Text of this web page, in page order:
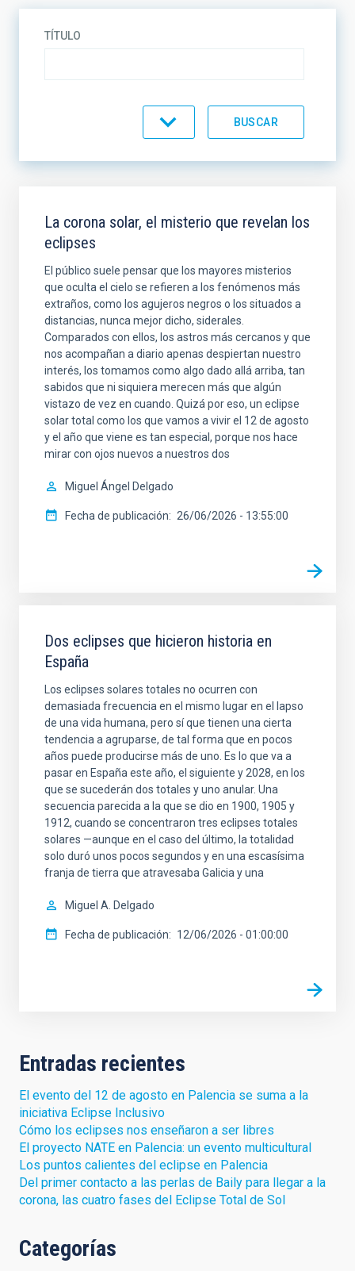
TÍTULO
La corona solar, el misterio que revelan los
eclipses
El público suele pensar que los mayores misterios
que oculta el cielo se refieren a los fenómenos más
extraños, como los agujeros negros o los situados a
distancias, nunca mejor dicho, siderales.
Comparados con ellos, los astros más cercanos y que
nos acompañan a diario apenas despiertan nuestro
interés, los tomamos como algo dado allá arriba, tan
sabidos que ni siquiera merecen más que algún
vistazo de vez en cuando. Quizá por eso, un eclipse
solar total como los que vamos a vivir el 12 de agosto
y el año que viene es tan especial, porque nos hace
mirar con ojos nuevos a nuestros dos
Miguel Ángel Delgado
Fecha de publicación 26/06/2026 - 13:55:00
Dos eclipses que hicieron historia en
España
Los eclipses solares totales no ocurren con
demasiada frecuencia en el mismo lugar en el lapso
de una vida humana, pero sí que tienen una cierta
tendencia a agruparse, de tal forma que en pocos
años puede producirse más de uno. Es lo que va a
pasar en España este año, el siguiente y 2028, en los
que se sucederán dos totales y uno anular. Una
secuencia parecida a la que se dio en 1900, 1905 y
1912, cuando se concentraron tres eclipses totales
solares —aunque en el caso del último, la totalidad
solo duró unos pocos segundos y en una escasísima
franja de tierra que atravesaba Galicia y una
Miguel A. Delgado
Fecha de publicación 12/06/2026 - 01:00:00
Entradas recientes
El evento del 12 de agosto en Palencia se suma a la
iniciativa Eclipse Inclusivo
Cómo los eclipses nos enseñaron a ser libres
El proyecto NATE en Palencia: un evento multicultural
Los puntos calientes del eclipse en Palencia
Del primer contacto a las perlas de Baily para llegar a la
corona, las cuatro fases del Eclipse Total de Sol
Categorías